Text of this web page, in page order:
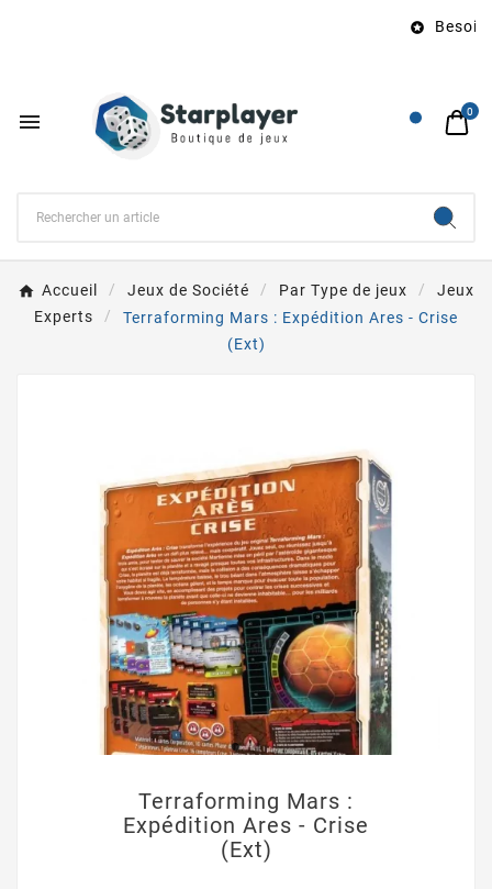
 Besoin
 0
Accueil Jeux de Société Par Type de jeux
Jeux
Experts
Terraforming Mars : Expédition Ares - Crise
(Ext)
Terraforming Mars :
Expédition Ares - Crise
(Ext)